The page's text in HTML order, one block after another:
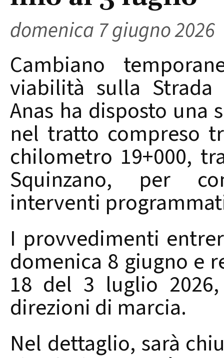
domenica 7 giugno 2026
Cambiano
viabilità sulla Strada
Anas ha disposto
nel tratto compreso
chilometro 19+000,
Squinzano, per
interventi
I provvedimenti
domenica 8 giugno e
18 del 3 luglio
direzioni di marcia.
Nel dettaglio, sarà